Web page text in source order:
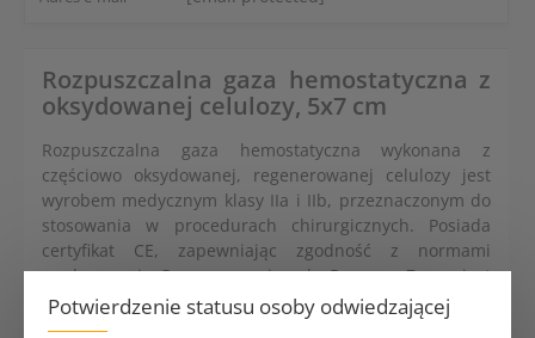
Potwierdzenie statusu osoby odwiedzającej
Rozpuszczalna gaza hemostatyczna z
oksydowanej celulozy, 5x7 cm
Rozpuszczalna gaza hemostatyczna wykonana z
częściowo oksydowanej, regenerowanej celulozy jest
wyrobem medycznym klasy IIa i IIb, przeznaczonym do
stosowania w procedurach chirurgicznych. Posiada
certyfikat CE, zapewniając zgodność z normami
medycznymi. Gaza o wymiarach 5 cm x 7 cm jest
dostarczana w opakowaniu jednostkowym
zawierającym 1 sztukę, przeznaczoną do